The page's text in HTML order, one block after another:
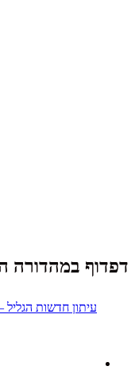
דפדוף במהדורה
עיתון חדשות הגליל –